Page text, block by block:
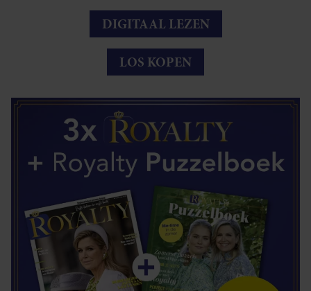
DIGITAAL LEZEN
LOS KOPEN